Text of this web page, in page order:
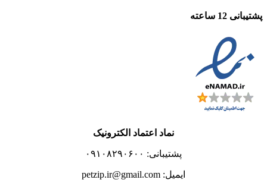
پشتیبانی 12 ساعته
نماد اعتماد الکترونیک
پشتیبانی: ۰۹۱۰۸۲۹۰۶۰۰
ایمیل: petzip.ir@gmail.com